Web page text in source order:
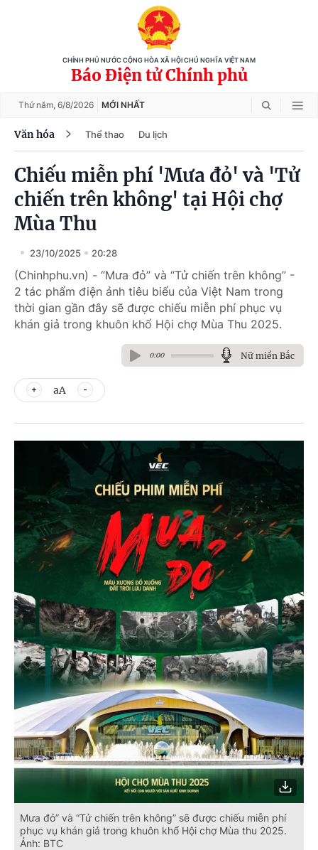
CHÍNH PHỦ NƯỚC CỘNG HÒA XÃ HỘI CHỦ NGHĨA VIỆT NAM
Báo Điện tử Chính phủ
Thứ năm, 6/8/2026 MỚI NHẤT
Văn hóa Thể thao Du lịch
Chiếu miễn phí 'Mưa đỏ' và 'Tử
chiến trên không' tại Hội chợ
Mùa Thu
23/10/2025 20:28
(Chinhphu.vn) - “Mưa đỏ” và “Tử chiến trên không” -
2 tác phẩm điện ảnh tiêu biểu của Việt Nam trong
thời gian gần đây sẽ được chiếu miễn phí phục vụ
khán giả trong khuôn khổ Hội chợ Mùa Thu 2025.
0:00 Nữ miền Bắc
aA
Mưa đỏ” và “Tử chiến trên không” sẽ được chiếu miễn phí
phục vụ khán giả trong khuôn khổ Hội chợ Mùa thu 2025.
Ảnh: BTC